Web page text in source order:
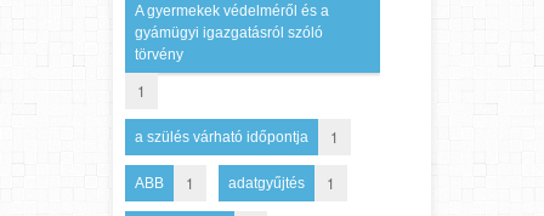
A gyermekek védelméről és a
gyámügyi igazgatásról szóló
törvény
1
a szülés várható időpontja 1
ABB 1 adatgyűjtés 1